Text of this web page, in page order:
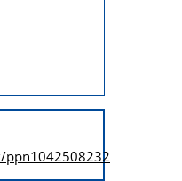
ppn1042508232